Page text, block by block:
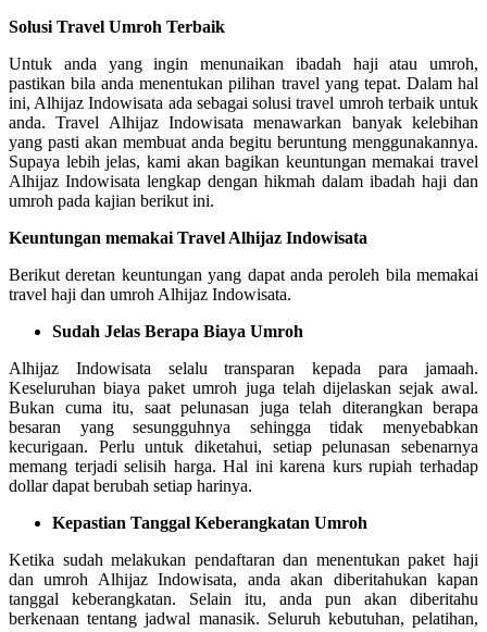
Solusi Travel Umroh Terbaik
Untuk anda yang ingin menunaikan ibadah haji atau umroh,
pastikan bila anda menentukan pilihan travel yang tepat. Dalam hal
ini, Alhijaz Indowisata ada sebagai solusi travel umroh terbaik untuk
anda. Travel Alhijaz Indowisata menawarkan banyak kelebihan
yang pasti akan membuat anda begitu beruntung menggunakannya.
Supaya lebih jelas, kami akan bagikan keuntungan memakai travel
Alhijaz Indowisata lengkap dengan hikmah dalam ibadah haji dan
umroh pada kajian berikut ini.
Keuntungan memakai Travel Alhijaz Indowisata
Berikut deretan keuntungan yang dapat anda peroleh bila memakai
travel haji dan umroh Alhijaz Indowisata.
Sudah Jelas Berapa Biaya Umroh
Alhijaz Indowisata selalu transparan kepada para jamaah.
Keseluruhan biaya paket umroh juga telah dijelaskan sejak awal.
Bukan cuma itu, saat pelunasan juga telah diterangkan berapa
besaran yang sesungguhnya sehingga tidak menyebabkan
kecurigaan. Perlu untuk diketahui, setiap pelunasan sebenarnya
memang terjadi selisih harga. Hal ini karena kurs rupiah terhadap
dollar dapat berubah setiap harinya.
Kepastian Tanggal Keberangkatan Umroh
Ketika sudah melakukan pendaftaran dan menentukan paket haji
dan umroh Alhijaz Indowisata, anda akan diberitahukan kapan
tanggal keberangkatan. Selain itu, anda pun akan diberitahu
berkenaan tentang jadwal manasik. Seluruh kebutuhan, pelatihan,